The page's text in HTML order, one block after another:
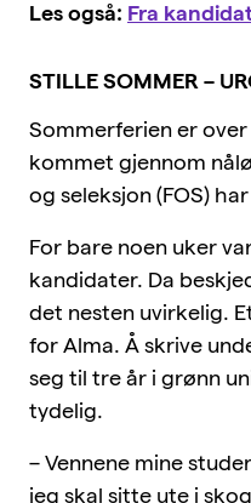
Les også: Fra
STILLE SOMMER –
Sommerferien er
kommet gjennom
og seleksjon (FOS)
For bare noen uker
kandidater. Da
det nesten uvirkelig.
for Alma. Å skrive
seg til tre år i grønn
tydelig.
– Vennene mine
jeg skal sitte ute i